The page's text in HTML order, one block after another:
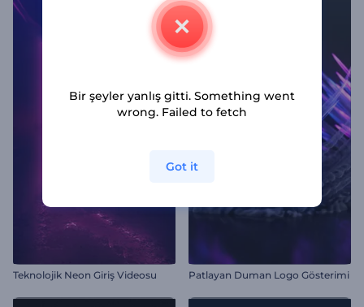
Teknolojik Neon Giriş Videosu Patlayan Duman Logo Gösterimi
Bir şeyler yanlış gitti. Something went
wrong. Failed to fetch
Got it